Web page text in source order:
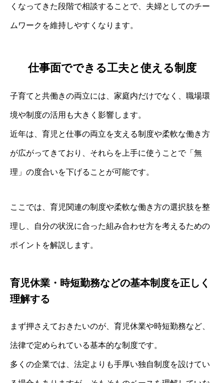
くなってきた段階で相談することで、夫婦としてのチー
ムワークを維持しやすくなります。
仕事面でできる工夫と使える制度
子育てと共働きの両立には、家庭内だけでなく、職場環
境や制度の活用も大きく影響します。
近年は、育児と仕事の両立を支える制度や柔軟な働き方
が広がってきており、それらを上手に使うことで「無
理」の度合いを下げることが可能です。
ここでは、育児関連の制度や柔軟な働き方の選択肢を整
理し、自分の状況に合った組み合わせ方を考えるための
ポイントを解説します。
育児休業・時短勤務などの基本制度を正しく
理解する
まず押さえておきたいのが、育児休業や時短勤務など、
法律で定められている基本的な制度です。
多くの企業では、法定よりも手厚い独自制度を設けてい